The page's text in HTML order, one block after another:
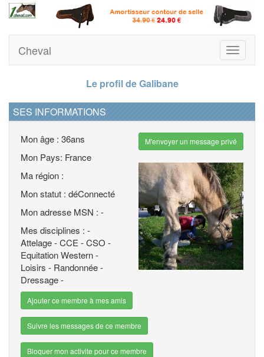
Toggle
Cheval
Le profil de Galibane
SES INFORMATIONS
Mon âge : 36ans
Mon Pays: France
Ma région :
Mon statut : déConnecté
Mon adresse MSN : -
Mes disciplines : -
Attelage - CCE - CSO -
Equitation Western -
Loisirs - Randonnée -
Dressage -
Ajouter ce membre à mes amis
Suivre les messages de ce membre
Bloquer mon activite pour ce membre
M'envoyer un message privé